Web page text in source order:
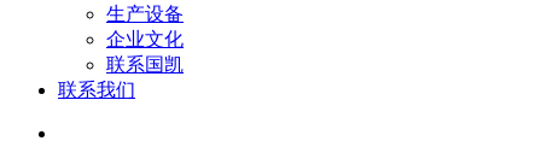
生产设备
企业文化
联系国凯
联系我们